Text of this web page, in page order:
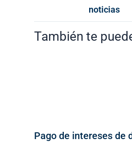
noticias
También te
Pago de intereses de